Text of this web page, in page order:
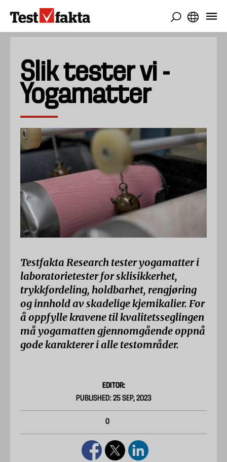
main
Slik tester vi -
Yogamatter
Testfakta Research tester yogamatter i
laboratorietester for sklisikkerhet,
trykkfordeling, holdbarhet, rengjøring
og innhold av skadelige kjemikalier. For
å oppfylle kravene til kvalitetsseglingen
må yogamatten gjennomgående oppnå
gode karakterer i alle testområder.
EDITOR:
PUBLISHED: 25 SEP, 2023
0